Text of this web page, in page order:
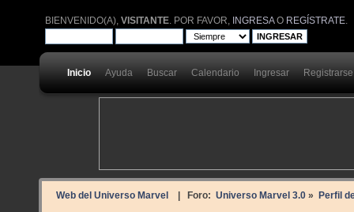
BIENVENIDO(A),VISITANTE . POR FAVOR, INGRESAO REGÍSTRATE
Inicio Ayuda Buscar Calendario Ingresar Registrarse
Web del Universo Marvel | Foro: Universo Marvel 3.0» Perfil